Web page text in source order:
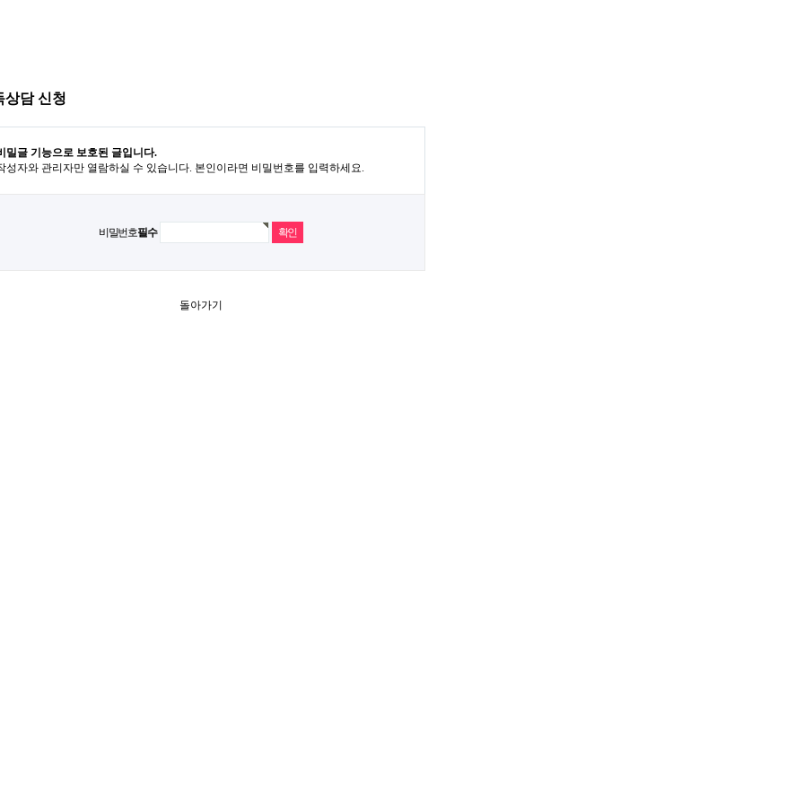
상담 신청
밀글 기능으로 보호된 글입니다.
성자와 관리자만 열람하실 수 있습니다. 본인이라면 비밀번호를 입력하세요.
비밀번호필수
돌아가기